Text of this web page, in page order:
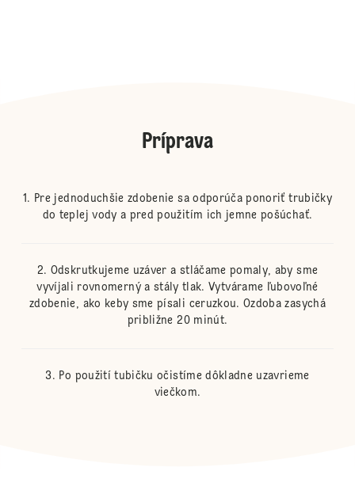
Príprava
Pre jednoduchšie zdobenie sa odporúča ponoriť trubičky
do teplej vody a pred použitím ich jemne pošúchať.
Odskrutkujeme uzáver a stláčame pomaly, aby sme
vyvíjali rovnomerný a stály tlak. Vytvárame ľubovoľné
zdobenie, ako keby sme písali ceruzkou. Ozdoba zasychá
približne 20 minút.
Po použití tubičku očistíme dôkladne uzavrieme
viečkom.